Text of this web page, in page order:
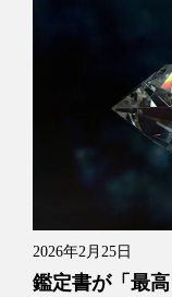
2026年2月25日
鑑定書が「最